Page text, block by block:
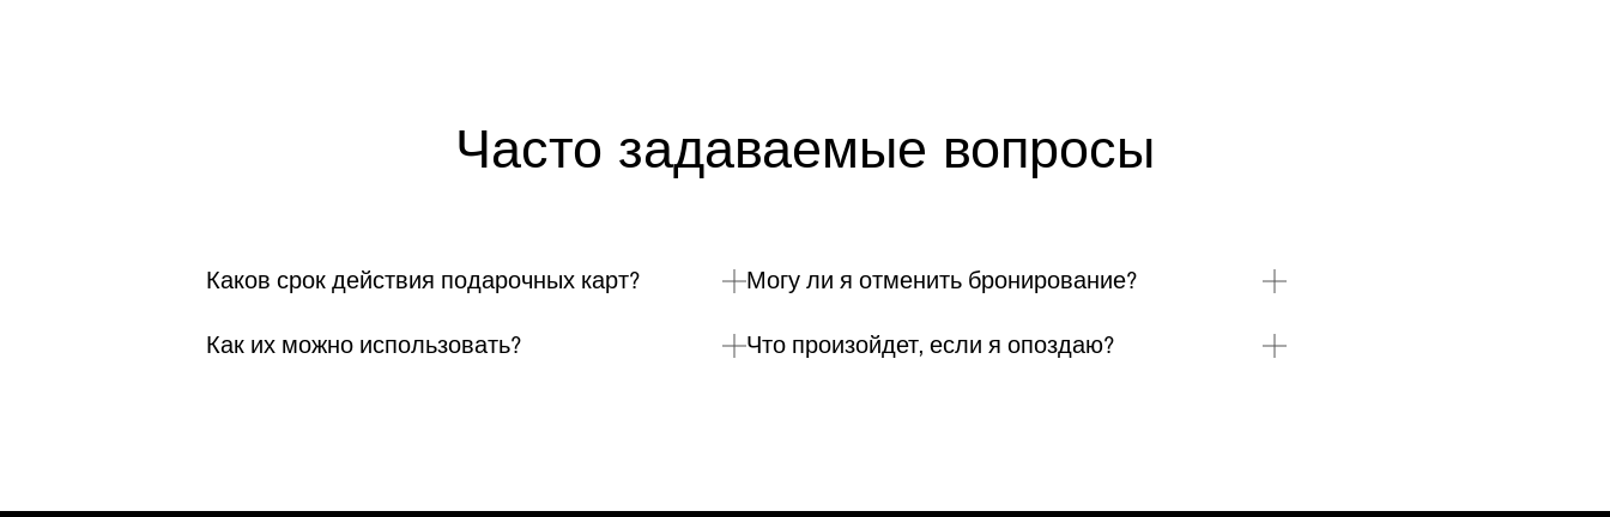
Часто задаваемые вопросы
Каков срок действия подарочных карт?
Как их можно использовать?
Могу ли я отменить бронирование?
Что произойдет, если я опоздаю?